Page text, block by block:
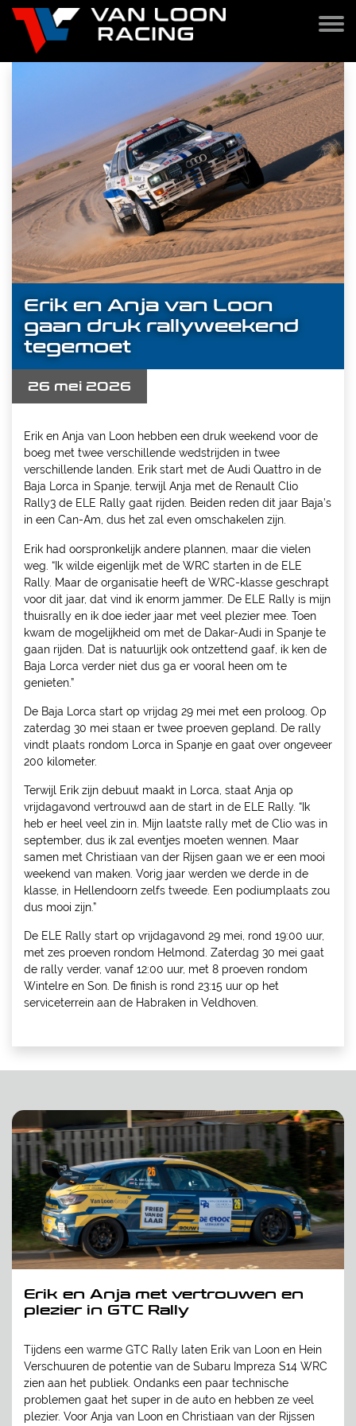
Erik en Anja van Loon
gaan druk rallyweekend
tegemoet
26 mei 2026
Erik en Anja van Loon hebben een druk weekend voor de
boeg met twee verschillende wedstrijden in twee
verschillende landen. Erik start met de Audi Quattro in de
Baja Lorca in Spanje, terwijl Anja met de Renault Clio
Rally3 de ELE Rally gaat rijden. Beiden reden dit jaar Baja’s
in een Can-Am, dus het zal even omschakelen zijn.
Erik had oorspronkelijk andere plannen, maar die vielen
weg. “Ik wilde eigenlijk met de WRC starten in de ELE
Rally. Maar de organisatie heeft de WRC-klasse geschrapt
voor dit jaar, dat vind ik enorm jammer. De ELE Rally is mijn
thuisrally en ik doe ieder jaar met veel plezier mee. Toen
kwam de mogelijkheid om met de Dakar-Audi in Spanje te
gaan rijden. Dat is natuurlijk ook ontzettend gaaf, ik ken de
Baja Lorca verder niet dus ga er vooral heen om te
genieten.”
De Baja Lorca start op vrijdag 29 mei met een proloog. Op
zaterdag 30 mei staan er twee proeven gepland. De rally
vindt plaats rondom Lorca in Spanje en gaat over ongeveer
200 kilometer.
Terwijl Erik zijn debuut maakt in Lorca, staat Anja op
vrijdagavond vertrouwd aan de start in de ELE Rally. “Ik
heb er heel veel zin in. Mijn laatste rally met de Clio was in
september, dus ik zal eventjes moeten wennen. Maar
samen met Christiaan van der Rijsen gaan we er een mooi
weekend van maken. Vorig jaar werden we derde in de
klasse, in Hellendoorn zelfs tweede. Een podiumplaats zou
dus mooi zijn.”
De ELE Rally start op vrijdagavond 29 mei, rond 19:00 uur,
met zes proeven rondom Helmond. Zaterdag 30 mei gaat
de rally verder, vanaf 12:00 uur, met 8 proeven rondom
Wintelre en Son. De finish is rond 23:15 uur op het
serviceterrein aan de Habraken in Veldhoven.
Erik en Anja met vertrouwen en
plezier in GTC Rally
Tijdens een warme GTC Rally laten Erik van Loon en Hein
Verschuuren de potentie van de Subaru Impreza S14 WRC
zien aan het publiek. Ondanks een paar technische
problemen gaat het super in de auto en hebben ze veel
plezier. Voor Anja van Loon en Christiaan van der Rijssen